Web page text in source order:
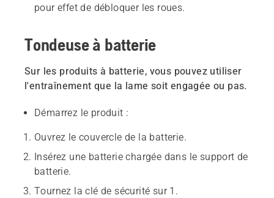
pour effet de débloquer les roues.
Tondeuse à batterie
Sur les produits à batterie, vous pouvez utiliser
l'entraînement que la lame soit engagée ou pas.
Démarrez le produit :
Ouvrez le couvercle de la batterie.
Insérez une batterie chargée dans le support de
batterie.
Tournez la clé de sécurité sur 1.